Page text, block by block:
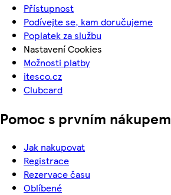
Přístupnost
Podívejte se, kam doručujeme
Poplatek za službu
Nastavení Cookies
Možnosti platby
itesco.cz
Clubcard
Pomoc s prvním nákupem
Jak nakupovat
Registrace
Rezervace času
Oblíbené